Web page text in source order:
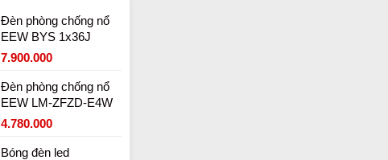
Đèn phòng chống nổ
EEW BYS 1x36J
7.900.000
Đèn phòng chống nổ
EEW LM-ZFZD-E4W
4.780.000
Bóng đèn led